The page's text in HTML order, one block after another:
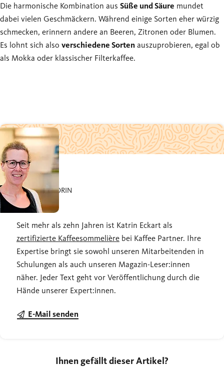
Die harmonische Kombination aus Süße und Säure mundet
dabei vielen Geschmäckern. Während einige Sorten eher würzig
schmecken, erinnern andere an Beeren, Zitronen oder Blumen.
Es lohnt sich also verschiedene Sorten auszuprobieren, egal ob
als Mokka oder klassischer Filterkaffee.
UNSERE AUTORIN
Katrin
Seit mehr als zehn Jahren ist Katrin Eckart als
zertifizierte Kaffeesommelièrebei Kaffee Partner. Ihre
Expertise bringt sie sowohl unseren Mitarbeitenden in
Schulungen als auch unseren Magazin-Leser:innen
näher. Jeder Text geht vor Veröffentlichung durch die
Hände unserer Expert:innen.
E-Mail senden
Ihnen gefällt dieser Artikel?